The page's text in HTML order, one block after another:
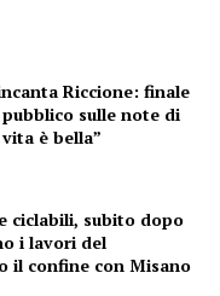
Riccione: finale
sulle note di
vita è bella”
ciclabili, subito dopo
i lavori del
il confine con Misano